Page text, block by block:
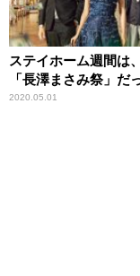
ステイホーム週間は
「長澤まさみ祭」だ
2020.05.01